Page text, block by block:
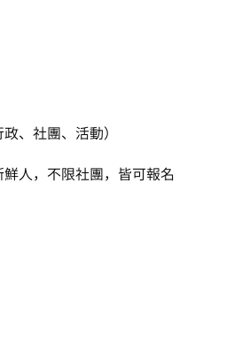
、社團、活動）
人，不限社團，皆可報名